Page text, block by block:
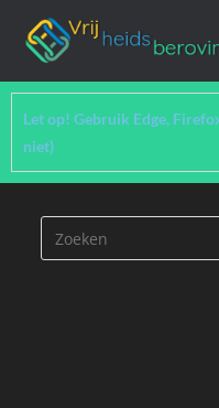
Let op! Gebruik Edge,
niet)